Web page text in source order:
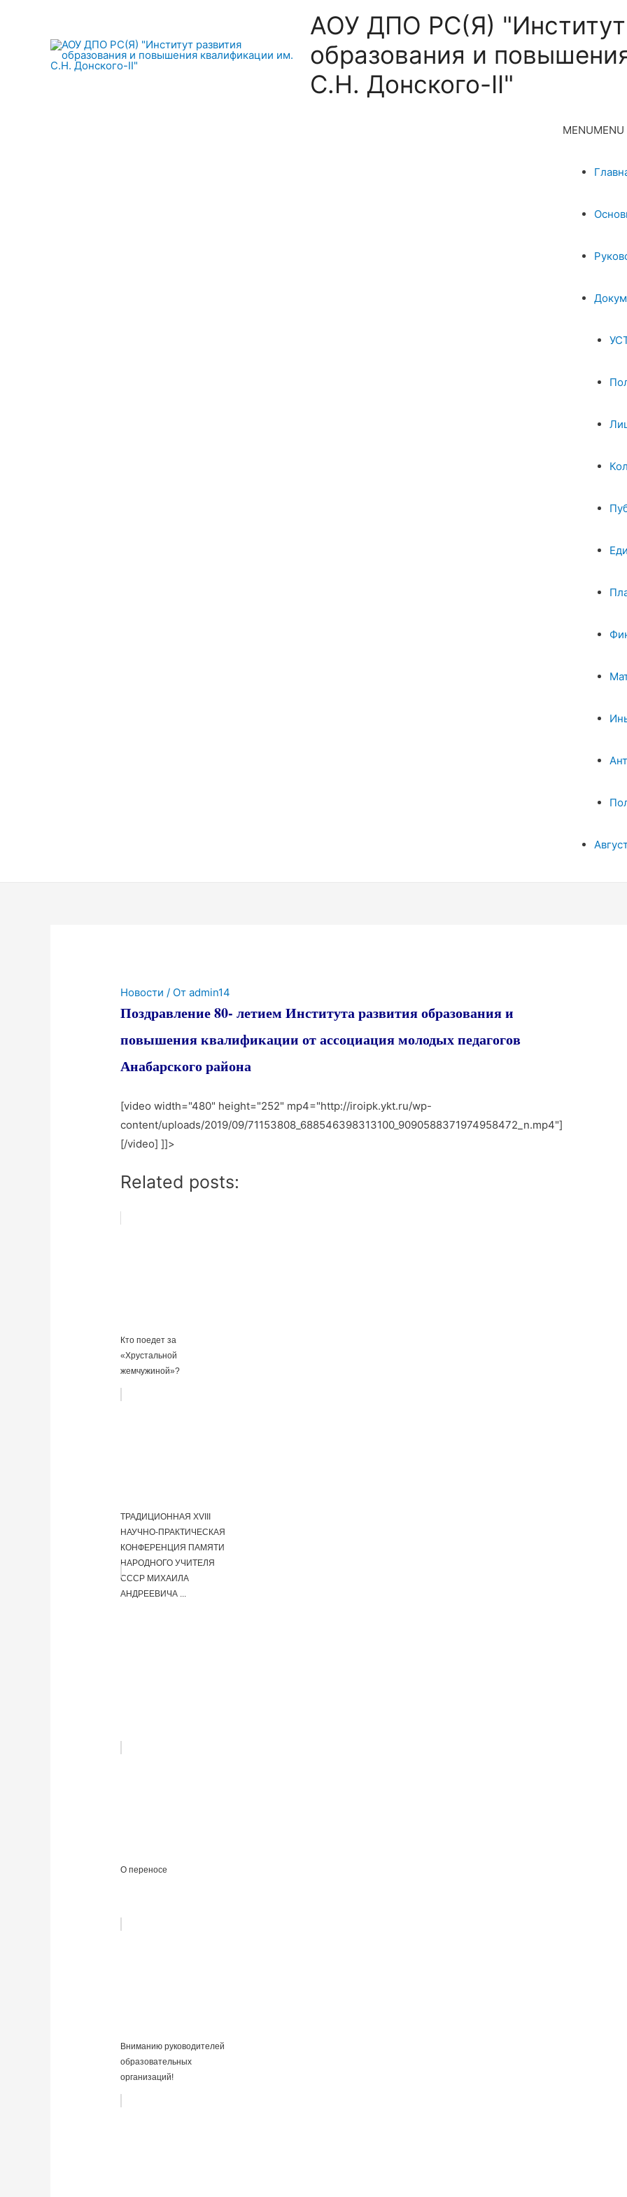
АОУ ДПО РС(Я) "Институт
образования и
С.Н. Донского-II"
MENUMENU
Новости / От admin14
Поздравление 80- летием Института развития образования и
повышения квалификации от ассоциация молодых педагогов
Анабарского района
[video width="480" height="252" mp4="http://iroipk.ykt.ru/wp-
content/uploads/2019/09/71153808_688546398313100_9090588371974958472_n.mp4"]
[/video]]]>
Related posts:
Кто поедет за
«Хрустальной
жемчужиной»?
ТРАДИЦИОННАЯ XVIII
НАУЧНО-ПРАКТИЧЕСКАЯ
КОНФЕРЕНЦИЯ ПАМЯТИ
НАРОДНОГО УЧИТЕЛЯ
СССР МИХАИЛА
АНДРЕЕВИЧА ...
О переносе
Вниманию руководителей
образовательных
организаций!